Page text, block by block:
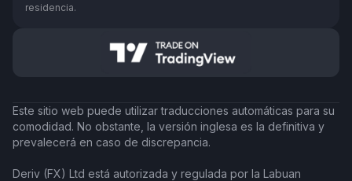
residencia.
Este sitio web puede utilizar traducciones automáticas para su
comodidad. No obstante, la versión inglesa es la definitiva y
prevalecerá en caso de discrepancia.
Deriv (FX) Ltd está autorizada y regulada por la Labuan